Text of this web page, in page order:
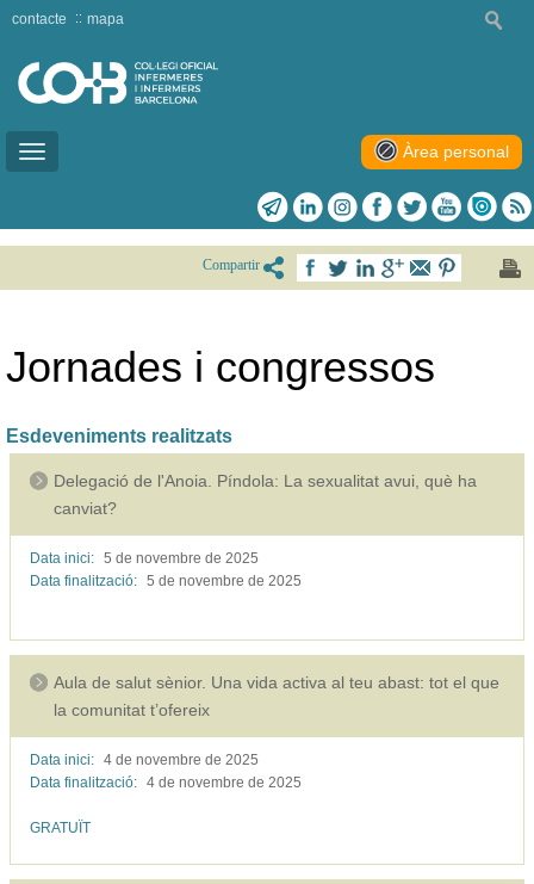
Toggle
contacte mapa
Àrea personal
Compartir
Jornades i congressos
Esdeveniments realitzats
Delegació de l'Anoia. Píndola: La sexualitat avui, què ha
canviat?
Data inici: 5 de novembre de 2025
Data finalització: 5 de novembre de 2025
Aula de salut sènior. Una vida activa al teu abast: tot el que
la comunitat t’ofereix
Data inici: 4 de novembre de 2025
Data finalització: 4 de novembre de 2025
GRATUÏT